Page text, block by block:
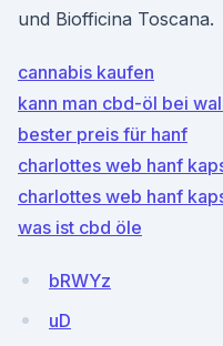
und Biofficina Toscana.
cannabis kaufen
kann man cbd-öl bei
bester preis für hanf
charlottes web hanf
charlottes web hanf
was ist cbd öle
bRWYz
uD